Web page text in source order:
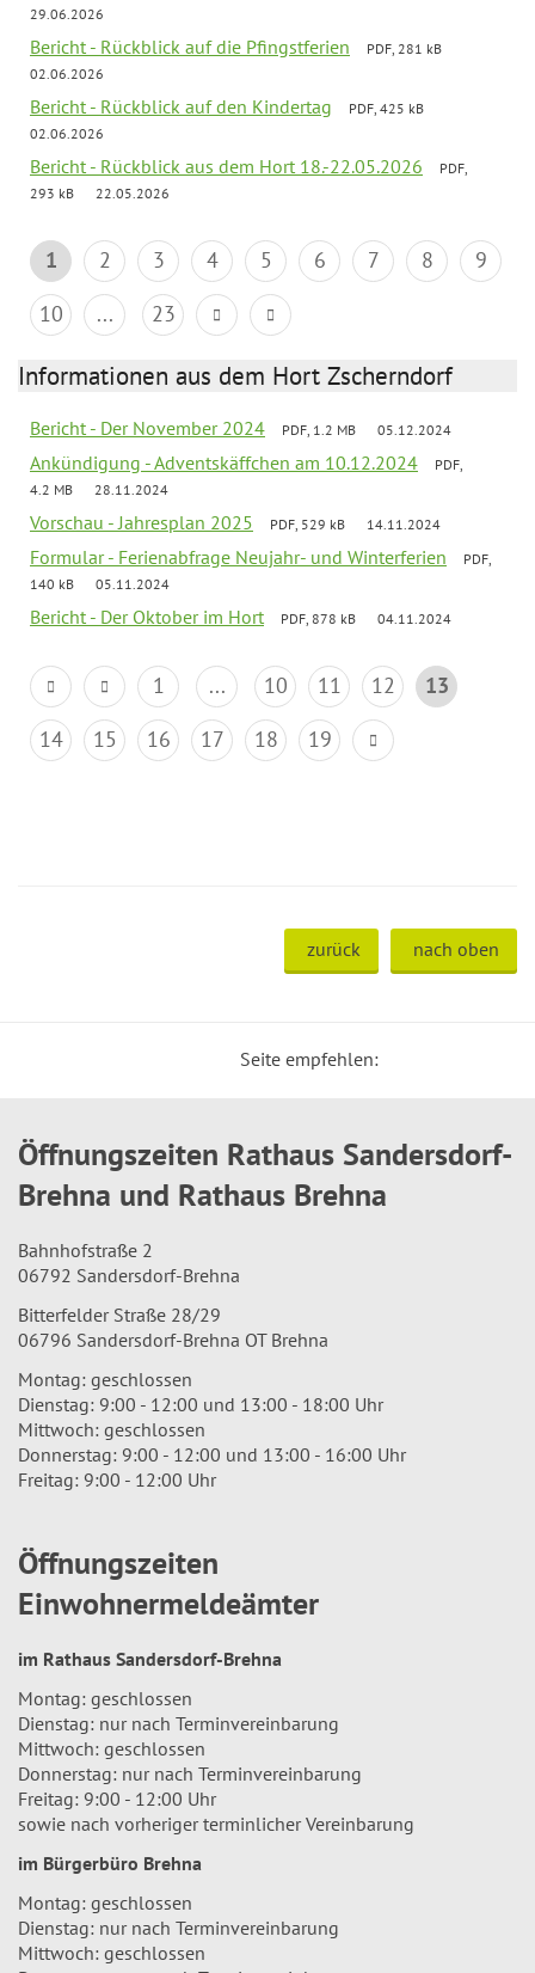
29.06.2026
Bericht - Rückblick auf die Pfingstferien
PDF, 281 kB
02.06.2026
Bericht - Rückblick auf den Kindertag
PDF, 425 kB
02.06.2026
Bericht - Rückblick aus dem Hort 18.-22.05.2026
PDF,
293 kB
22.05.2026
1 2 3 4 5 6 7 8
9
10
... 23
Informationen aus dem Hort Zscherndorf
Bericht - Der November 2024 PDF, 1.2 MB 05.12.2024
Ankündigung - Adventskäffchen am 10.12.2024
PDF,
4.2 MB
28.11.2024
Vorschau - Jahresplan 2025 PDF, 529 kB 14.11.2024
Formular - Ferienabfrage Neujahr- und Winterferien
PDF,
140 kB
05.11.2024
Bericht - Der Oktober im Hort PDF, 878 kB 04.11.2024
1 ... 10 11 12
13
14
15 16 17 18 19
zurück nach oben
Seite empfehlen:
Öffnungszeiten Rathaus Sandersdorf-
Brehna und Rathaus Brehna
Bahnhofstraße 2
06792 Sandersdorf-Brehna
Bitterfelder Straße 28/29
06796 Sandersdorf-Brehna OT Brehna
Montag: geschlossen
Dienstag: 9:00 - 12:00 und 13:00 - 18:00 Uhr
Mittwoch: geschlossen
Donnerstag: 9:00 - 12:00 und 13:00 - 16:00 Uhr
Freitag: 9:00 - 12:00 Uhr
Öffnungszeiten
Einwohnermeldeämter
im Rathaus Sandersdorf-Brehna
Montag: geschlossen
Dienstag: nur nach Terminvereinbarung
Mittwoch: geschlossen
Donnerstag: nur nach Terminvereinbarung
Freitag: 9:00 - 12:00 Uhr
sowie nach vorheriger terminlicher Vereinbarung
im Bürgerbüro Brehna
Montag: geschlossen
Dienstag: nur nach Terminvereinbarung
Mittwoch: geschlossen